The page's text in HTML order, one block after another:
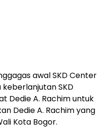
awal SKD Center
SKD
Dedie A. Rachim untuk
Dedie A. Rachim yang
Kota Bogor.